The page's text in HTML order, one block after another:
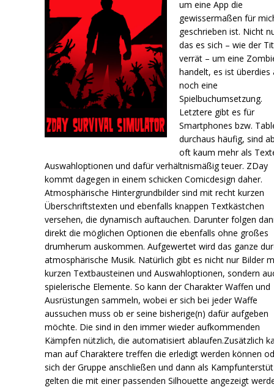
um eine App die
gewissermaßen für
geschrieben ist. Nicht
das es sich – wie der
verrät – um eine
handelt, es ist überdies
noch eine
Spielbuchumsetzung.
Letztere gibt es für
Smartphones bzw.
durchaus häufig, sind
oft kaum mehr als
Auswahloptionen und dafür verhältnismäßig teuer. ZDay
kommt dagegen in einem schicken Comicdesign daher.
Atmosphärische Hintergrundbilder sind mit recht kurzen
Überschriftstexten und ebenfalls knappen Textkästchen
versehen, die dynamisch auftauchen. Darunter folgen
direkt die möglichen Optionen die ebenfalls ohne großes
drumherum auskommen. Aufgewertet wird das ganze
atmosphärische Musik. Natürlich gibt es nicht nur Bilder
kurzen Textbausteinen und Auswahloptionen, sondern
spielerische Elemente. So kann der Charakter Waffen und
Ausrüstungen sammeln, wobei er sich bei jeder Waffe
aussuchen muss ob er seine bisherige(n) dafür aufgeben
möchte. Die sind in den immer wieder aufkommenden
Kämpfen nützlich, die automatisiert ablaufen.Zusätzlich
man auf Charaktere treffen die erledigt werden können
sich der Gruppe anschließen und dann als
gelten die mit einer passenden Silhouette angezeigt